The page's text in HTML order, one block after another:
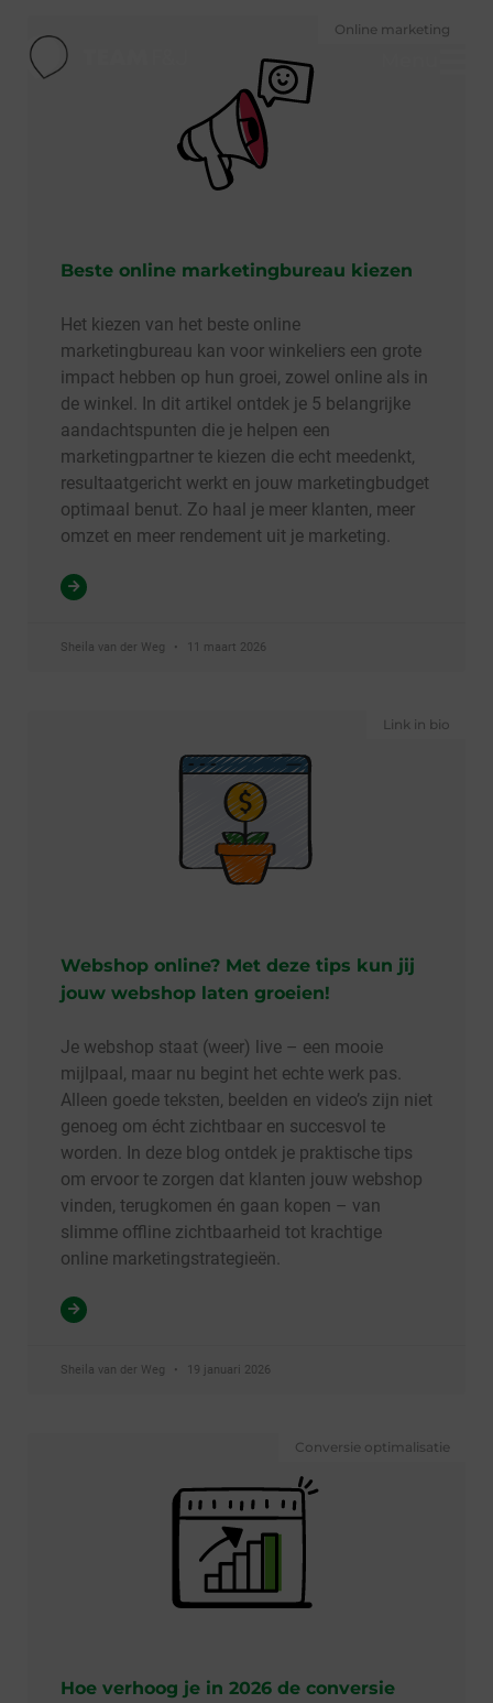
Online marketing
Beste online marketingbureau kiezen
Het kiezen van het beste online
marketingbureau kan voor winkeliers een grote
impact hebben op hun groei, zowel online als in
de winkel. In dit artikel ontdek je 5 belangrijke
aandachtspunten die je helpen een
marketingpartner te kiezen die echt meedenkt,
resultaatgericht werkt en jouw marketingbudget
optimaal benut. Zo haal je meer klanten, meer
omzet en meer rendement uit je marketing.
Sheila van der Weg 11 maart 2026
Link in bio
Webshop online? Met deze tips kun jij
jouw webshop laten groeien!
Je webshop staat (weer) live – een mooie
mijlpaal, maar nu begint het echte werk pas.
Alleen goede teksten, beelden en video’s zijn niet
genoeg om écht zichtbaar en succesvol te
worden. In deze blog ontdek je praktische tips
om ervoor te zorgen dat klanten jouw webshop
vinden, terugkomen én gaan kopen – van
slimme offline zichtbaarheid tot krachtige
online marketingstrategieën.
Sheila van der Weg 19 januari 2026
Conversie optimalisatie
Hoe verhoog je in 2026 de conversie